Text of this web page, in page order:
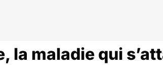
maladie qui